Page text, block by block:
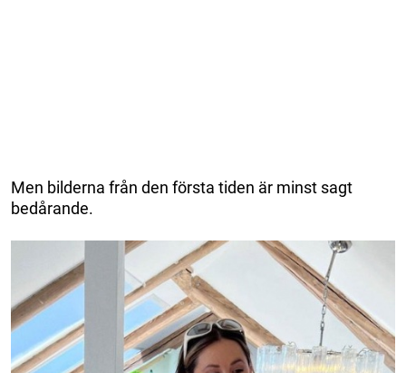
Men bilderna från den första tiden är minst sagt
bedårande.